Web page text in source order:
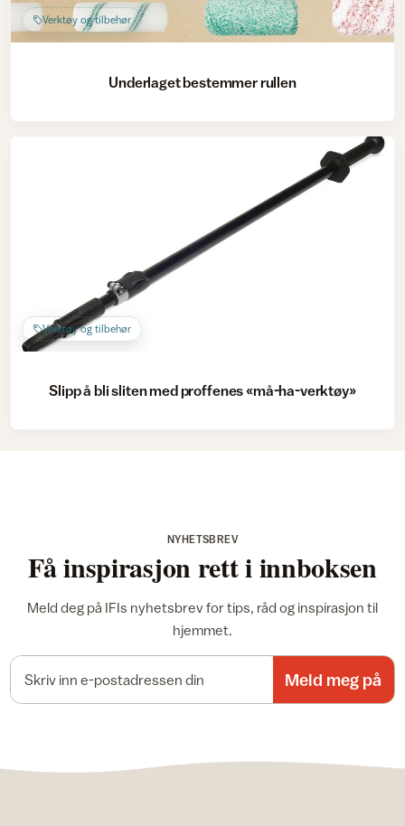
Verktøy og tilbehør
Underlaget bestemmer rullen
Verktøy og tilbehør
Slipp å bli sliten med proffenes «må-ha-verktøy»
NYHETSBREV
Få inspirasjon rett i innboksen
Meld deg på IFIs nyhetsbrev for tips, råd og inspirasjon til
hjemmet.
Meld meg på